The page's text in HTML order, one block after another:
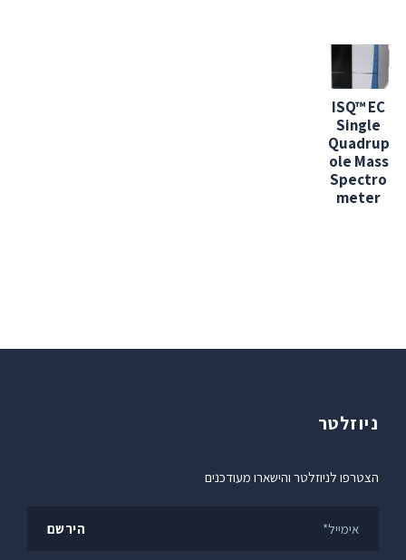
ISQ™ EC
Single
Quadrup
ole Mass
Spectro
meter
ניוזלטר
הצטרפו לניוזלטר והישארו מעודכנים